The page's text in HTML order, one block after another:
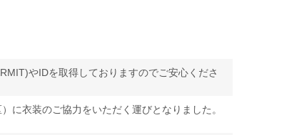
やIDを取得しておりますのでご安心くださ
に衣装のご協力をいただく運びとなりました。